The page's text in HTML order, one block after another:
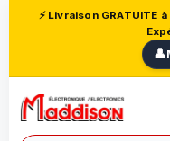
⚡ Livraison GRATUITE
👤